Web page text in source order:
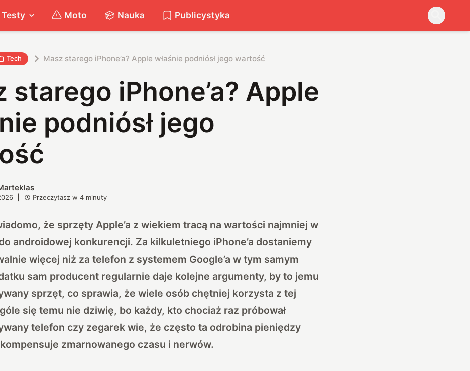
Testy Moto Nauka Publicystyka
Tech Masz starego iPhone’a? Apple właśnie podniósł jego wartość
starego iPhone’a? Apple
podniósł jego
Przeczytasz w4 minuty
że sprzęty Apple’a z wiekiem tracą na wartości najmniej w
androidowej konkurencji. Za kilkuletniego iPhone’a dostaniemy
więcej niż za telefon z systemem Google’a w tym samym
sam producent regularnie daje kolejne argumenty, by to jemu
sprzęt, co sprawia, że wiele osób chętniej korzysta z tej
się temu nie dziwię, bo każdy, kto chociaż raz próbował
telefon czy zegarek wie, że często ta odrobina pieniędzy
zmarnowanego czasu i nerwów.